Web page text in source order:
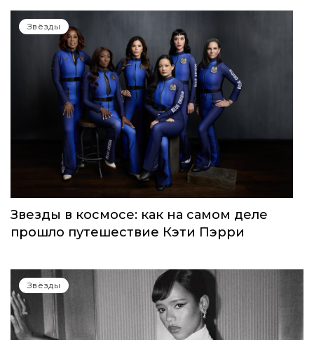
Звёзды
Звезды в космосе: как на самом деле
прошло путешествие Кэти Пэрри
Звёзды